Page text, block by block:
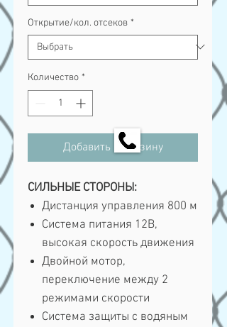
Открытие/кол. отсеков *
Количество *
Добавить в корзину
СИЛЬНЫЕ СТОРОНЫ:
Дистанция управления 800 м
Система питания 12В,
высокая скорость движения
Двойной мотор,
переключение между 2
режимами скорости
Система защиты с водяным